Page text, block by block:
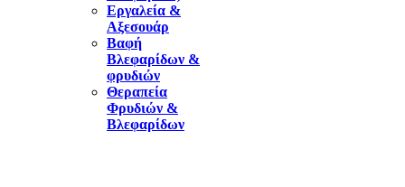
Εργαλεία &
Αξεσουάρ
Βαφή
Βλεφαρίδων &
φρυδιών
Θεραπεία
Φρυδιών &
Βλεφαρίδων